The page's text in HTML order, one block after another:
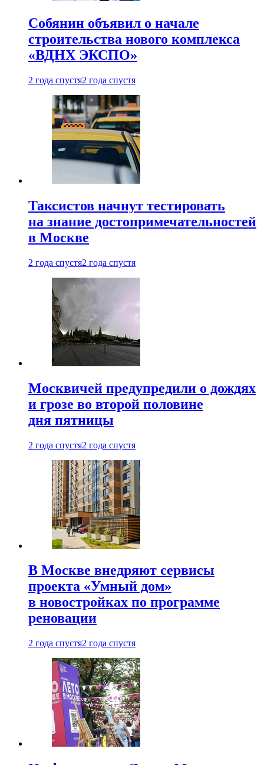
Собянин объявил о начале
строительства нового комплекса
«ВДНХ ЭКСПО»
2 года спустя2 года спустя
Таксистов начнут тестировать
на знание достопримечательностей
в Москве
2 года спустя2 года спустя
Москвичей предупредили о дождях
и грозе во второй половине
дня пятницы
2 года спустя2 года спустя
В Москве внедряют сервисы
проекта «Умный дом»
в новостройках по программе
реновации
2 года спустя2 года спустя